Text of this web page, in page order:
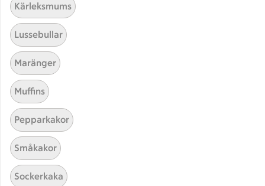
Kokostoppar
Kärleksmums
Lussebullar
Maränger
Muffins
Pepparkakor
Småkakor
Sockerkaka